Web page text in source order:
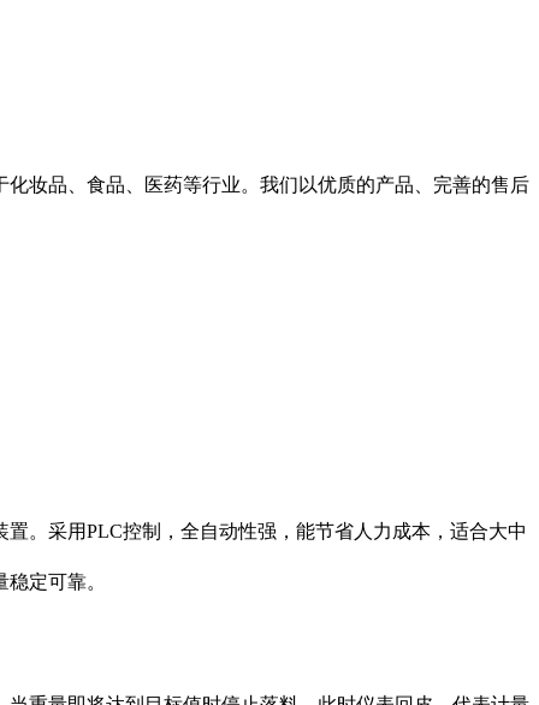
妆品、食品、医药等行业。我们以优质的产品、完善的售后
。采用PLC控制，全自动性强，能节省人力成本，适合大中
定可靠。